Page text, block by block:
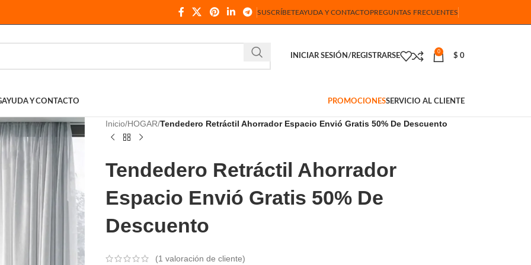
SUSCRÍBETEAYUDA Y CONTACTOPREGUNTAS FRECUENTES
INICIAR SESIÓN/REGISTRARSE
0
$ 0
AYUDA Y CONTACTO PROMOCIONESSERVICIO AL CLIENTE
Inicio HOGAR Tendedero Retráctil Ahorrador Espacio Envió Gratis 50% De Descuento
Tendedero Retráctil Ahorrador
Espacio Envió Gratis 50% De
Descuento
(1 valoración de cliente)